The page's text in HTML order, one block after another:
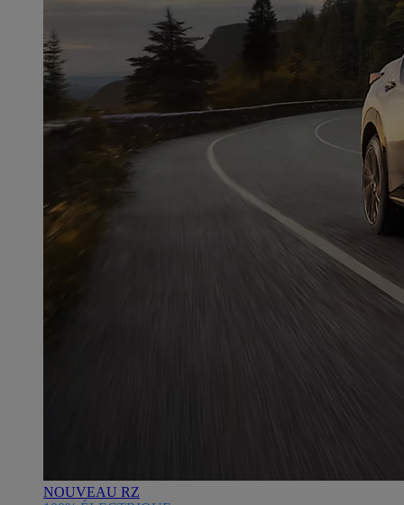
NOUVEAU RZ